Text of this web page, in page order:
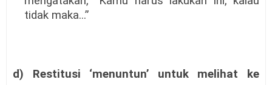
tidak maka...”
d) Restitusi ‘menuntun’ untuk melihat ke